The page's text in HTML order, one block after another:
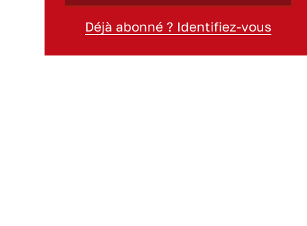
Déjà abonné ? Identifiez-vous